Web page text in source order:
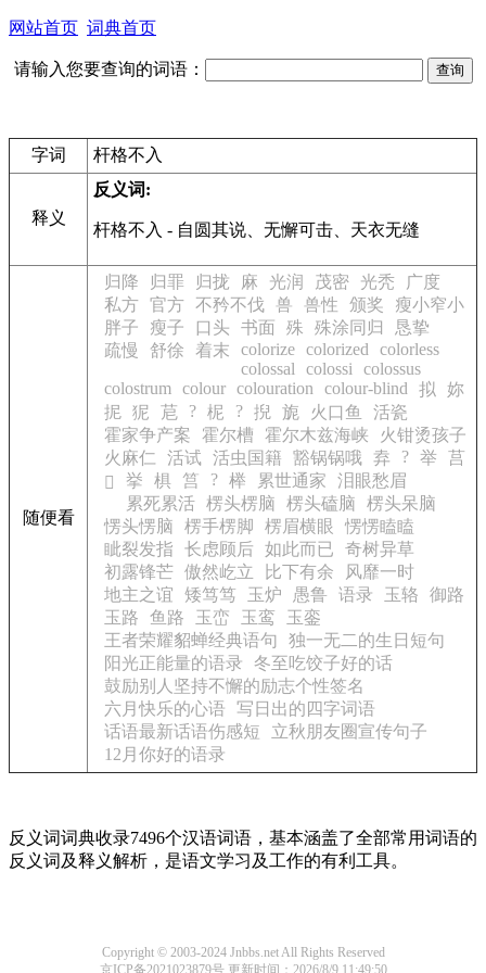
网站首页 词典首页
请输入您要查询的词语：
字词 杆格不入
释义
反义词:
杆格不入 - 自圆其说、无懈可击、天衣无缝
随便看
归降 归罪 归拢 麻 光润 茂密 光秃
广度
私方 官方 不矜不伐 兽 兽性 颁奖
瘦小窄小
胖子
瘦子 口头 书面 殊 殊涂同归
恳挚
疏慢
舒徐 着末 colorize colorized
colorless
colossal
colossi
colossus
colostrum
colour colouration colour-blind 拟
妳
抳 狔 苨 ? 柅 ? 掜 旎 火口鱼
活瓷
霍家争产案
霍尔槽 霍尔木兹海峡
火钳烫孩子
火麻仁
活试 活虫国籍 豁锅锅哦 弆 ? 举 莒
𠔖
挙 椇 筥 ? 榉 累世通家
泪眼愁眉
累死累活 楞头楞脑 楞头磕脑
楞头呆脑
愣头愣脑
楞手楞脚 楞眉横眼
愣愣瞌瞌
眦裂发指
长虑顾后 如此而已
奇树异草
初露锋芒 傲然屹立 比下有余
风靡一时
地主之谊
矮笃笃 玉炉 愚鲁 语录 玉辂
御路
玉路
鱼路 玉峦 玉鸾
玉銮
王者荣耀貂蝉经典语句
独一无二的生日短句
阳光正能量的语录
冬至吃饺子好的话
鼓励别人坚持不懈的励志个性签名
六月快乐的心语
写日出的四字词语
话语最新话语伤感短
立秋朋友圈宣传句子
12月你好的语录
反义词词典收录7496个汉语词语，基本涵盖了全部常用词语的
反义词及释义解析，是语文学习及工作的有利工具。
Copyright © 2003-2024 Jnbbs.net All Rights Reserved
京ICP备2021023879号 更新时间：2026/8/9 11:49:50